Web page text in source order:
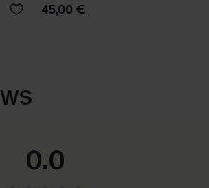
45,00 €
0.0